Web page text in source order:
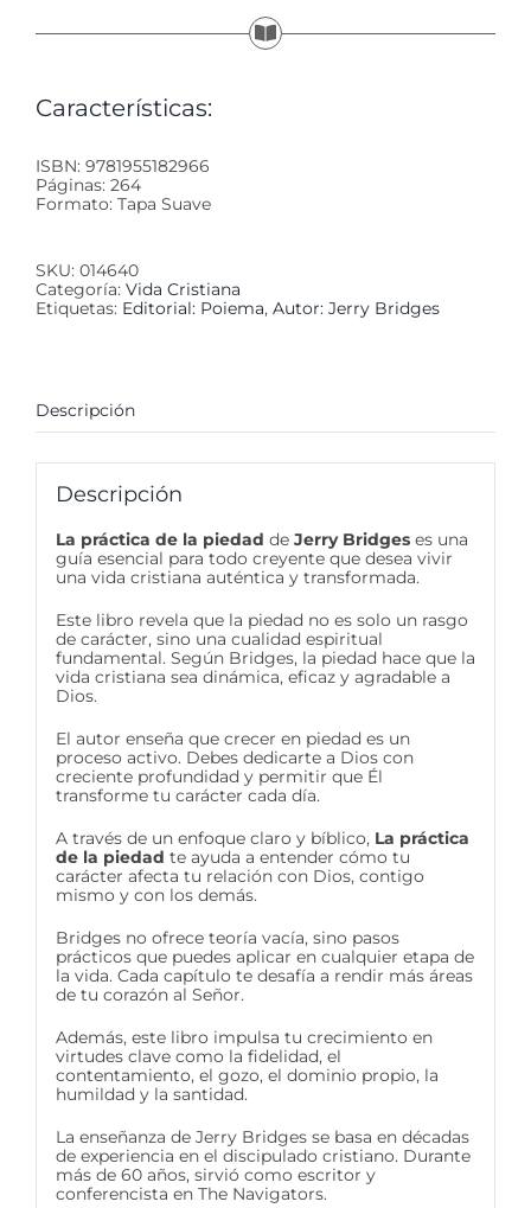
Características:
ISBN: 9781955182966
Páginas: 264
Formato: Tapa Suave
SKU: 014640
Categoría: Vida Cristiana
Etiquetas: Editorial: Poiema, Autor: Jerry Bridges
Descripción
Descripción
La práctica de la piedad de Jerry Bridgeses una
guía esencial para todo creyente que desea vivir
una vida cristiana auténtica y transformada.
Este libro revela que la piedad no es solo un rasgo
de carácter, sino una cualidad espiritual
fundamental. Según Bridges, la piedad hace que la
vida cristiana sea dinámica, eficaz y agradable a
Dios.
El autor enseña que crecer en piedad es un
proceso activo. Debes dedicarte a Dios con
creciente profundidad y permitir que Él
transforme tu carácter cada día.
A través de un enfoque claro y bíblico, La práctica
de la piedad te ayuda a entender cómo tu
carácter afecta tu relación con Dios, contigo
mismo y con los demás.
Bridges no ofrece teoría vacía, sino pasos
prácticos que puedes aplicar en cualquier etapa de
la vida. Cada capítulo te desafía a rendir más áreas
de tu corazón al Señor.
Además, este libro impulsa tu crecimiento en
virtudes clave como la fidelidad, el
contentamiento, el gozo, el dominio propio, la
humildad y la santidad.
La enseñanza de Jerry Bridges se basa en décadas
de experiencia en el discipulado cristiano. Durante
más de 60 años, sirvió como escritor y
conferencista en The Navigators.